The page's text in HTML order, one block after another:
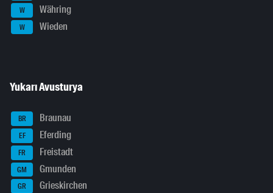
W Währing
W Wieden
Yukarı Avusturya
BR Braunau
EF Eferding
FR Freistadt
GM Gmunden
GR Grieskirchen